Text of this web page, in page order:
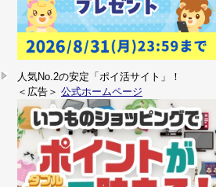
人気No.2の安定「ポイ活サイト」！
＜広告＞ 公式ホームページ